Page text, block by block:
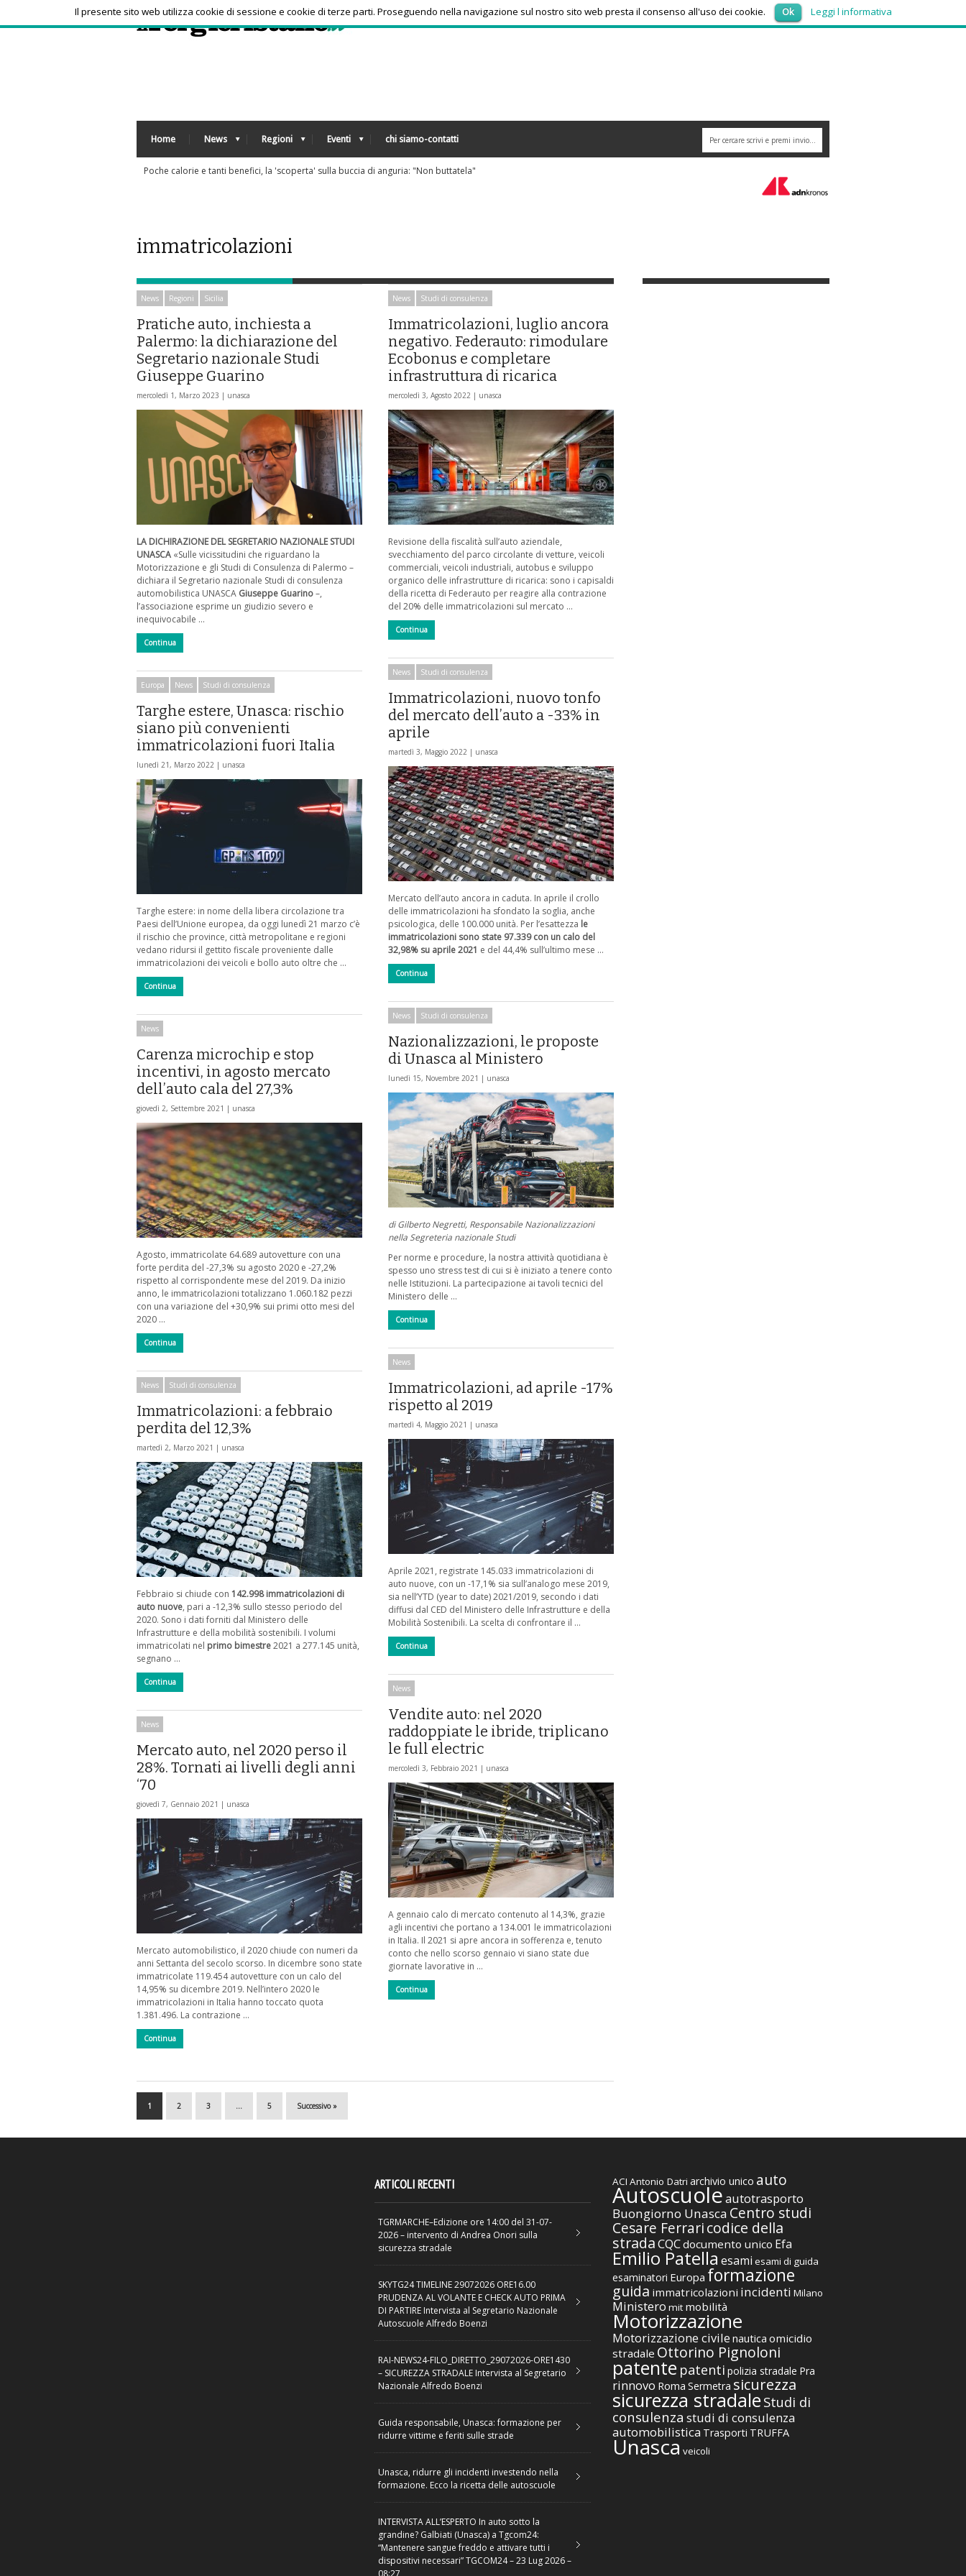
domenica 9, Agosto 2026
Home News Regioni Eventi chi siamo-contatti
Caldo africano, l'afa non arretra: oggi e domani 19 città bollino rosso
immatricolazioni
News Regioni Sicilia
Pratiche auto, inchiesta a
Palermo: la dichiarazione del
Segretario nazionale Studi
Giuseppe Guarino
mercoledì 1, Marzo 2023 | unasca
LA DICHIRAZIONE DEL SEGRETARIO NAZIONALE STUDI
UNASCA «Sulle vicissitudini che riguardano la
Motorizzazione e gli Studi di Consulenza di Palermo –
dichiara il Segretario nazionale Studi di consulenza
automobilistica UNASCA Giuseppe Guarino–,
l’associazione esprime un giudizio severo e
inequivocabile …
Continua
News Studi di consulenza
Immatricolazioni, luglio ancora
negativo. Federauto: rimodulare
Ecobonus e completare
infrastruttura di ricarica
mercoledì 3, Agosto 2022 | unasca
Revisione della fiscalità sull’auto aziendale,
svecchiamento del parco circolante di vetture, veicoli
commerciali, veicoli industriali, autobus e sviluppo
organico delle infrastrutture di ricarica: sono i capisaldi
della ricetta di Federauto per reagire alla contrazione
del 20% delle immatricolazioni sul mercato …
Continua
News Studi di consulenza
Immatricolazioni, nuovo tonfo
del mercato dell’auto a -33% in
aprile
martedì 3, Maggio 2022 | unasca
Mercato dell’auto ancora in caduta. In aprile il crollo
delle immatricolazioni ha sfondato la soglia, anche
psicologica, delle 100.000 unità. Per l’esattezza le
immatricolazioni sono state 97.339 con un calo del
32,98% su aprile 2021 e del 44,4% sull’ultimo mese …
Continua
Europa News Studi di consulenza
Targhe estere, Unasca: rischio
siano più convenienti
immatricolazioni fuori Italia
lunedì 21, Marzo 2022 | unasca
Targhe estere: in nome della libera circolazione tra
Paesi dell’Unione europea, da oggi lunedì 21 marzo c’è
il rischio che province, città metropolitane e regioni
vedano ridursi il gettito fiscale proveniente dalle
immatricolazioni dei veicoli e bollo auto oltre che …
Continua
News Studi di consulenza
Nazionalizzazioni, le proposte
di Unasca al Ministero
lunedì 15, Novembre 2021 | unasca
di Gilberto Negretti, Responsabile Nazionalizzazioni
nella Segreteria nazionale Studi
Per norme e procedure, la nostra attività quotidiana è
spesso uno stress test di cui si è iniziato a tenere conto
nelle Istituzioni. La partecipazione ai tavoli tecnici del
Ministero delle …
Continua
News
Carenza microchip e stop
incentivi, in agosto mercato
dell’auto cala del 27,3%
giovedì 2, Settembre 2021 | unasca
Agosto, immatricolate 64.689 autovetture con una
forte perdita del -27,3% su agosto 2020 e -27,2%
rispetto al corrispondente mese del 2019. Da inizio
anno, le immatricolazioni totalizzano 1.060.182 pezzi
con una variazione del +30,9% sui primi otto mesi del
2020 …
Continua
News
Immatricolazioni, ad aprile -17%
rispetto al 2019
martedì 4, Maggio 2021 | unasca
Aprile 2021, registrate 145.033 immatricolazioni di
auto nuove, con un -17,1% sia sull’analogo mese 2019,
sia nell’YTD (year to date) 2021/2019, secondo i dati
diffusi dal CED del Ministero delle Infrastrutture e della
Mobilità Sostenibili. La scelta di confrontare il …
Continua
News Studi di consulenza
Immatricolazioni: a febbraio
perdita del 12,3%
martedì 2, Marzo 2021 | unasca
Febbraio si chiude con 142.998 immatricolazioni di
auto nuove, pari a -12,3% sullo stesso periodo del
2020. Sono i dati forniti dal Ministero delle
Infrastrutture e della mobilità sostenibili. I volumi
immatricolati nel primo bimestre2021 a 277.145 unità,
segnano …
Continua
News
Vendite auto: nel 2020
raddoppiate le ibride, triplicano
le full electric
mercoledì 3, Febbraio 2021 | unasca
A gennaio calo di mercato contenuto al 14,3%, grazie
agli incentivi che portano a 134.001 le immatricolazioni
in Italia. Il 2021 si apre ancora in sofferenza e, tenuto
conto che nello scorso gennaio vi siano state due
giornate lavorative in …
Continua
News
Mercato auto, nel 2020 perso il
28%. Tornati ai livelli degli anni
‘70
giovedì 7, Gennaio 2021 | unasca
Mercato automobilistico, il 2020 chiude con numeri da
anni Settanta del secolo scorso. In dicembre sono state
immatricolate 119.454 autovetture con un calo del
14,95% su dicembre 2019. Nell’intero 2020 le
immatricolazioni in Italia hanno toccato quota
1.381.496. La contrazione …
Continua
1 2 3 … 5 Successivo »
ARTICOLI RECENTI
TGRMARCHE–Edizione ore 14:00 del 31-07-
2026 – intervento di Andrea Onori sulla
sicurezza stradale
SKYTG24 TIMELINE 29072026 ORE16.00
PRUDENZA AL VOLANTE E CHECK AUTO PRIMA
DI PARTIRE Intervista al Segretario Nazionale
Autoscuole Alfredo Boenzi
RAI-NEWS24-FILO_DIRETTO_29072026-ORE1430
– SICUREZZA STRADALE Intervista al Segretario
Nazionale Alfredo Boenzi
Guida responsabile, Unasca: formazione per
ridurre vittime e feriti sulle strade
Unasca, ridurre gli incidenti investendo nella
formazione. Ecco la ricetta delle autoscuole
INTERVISTA ALL’ESPERTO In auto sotto la
grandine? Galbiati (Unasca) a Tgcom24:
“Mantenere sangue freddo e attivare tutti i
dispositivi necessari” TGCOM24 – 23 Lug 2026 –
08:27
ACI Antonio Datri archivio unico auto
Autoscuoleautotrasporto
Buongiorno Unasca Centro studi
Cesare Ferraricodice della
stradaCQCdocumento unico Efa
Emilio Patella esami esami di guida
esaminatori Europa formazione
guida immatricolazioni incidenti Milano
Ministero mit mobilità
Motorizzazione
Motorizzazione civile nautica omicidio
stradale Ottorino Pignoloni
patente patenti polizia stradale Pra
rinnovo Roma Sermetra sicurezza
sicurezza stradaleStudi di
consulenza studi di consulenza
automobilistica Trasporti TRUFFA
Unasca veicoli
Il presente sito web utilizza cookie di sessione e cookie di terze parti. Proseguendo nella navigazione sul nostro sito web presta il consenso all'uso dei cookie. Ok Leggi l informativa